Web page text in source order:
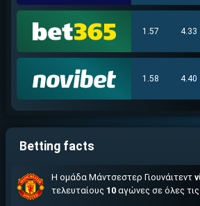
1.57 4.33
1.58 4.40
Betting facts
Η ομάδα Μάντσεστερ Γιουνάιτεντ
τελευταίους 10 αγώνες σε όλες